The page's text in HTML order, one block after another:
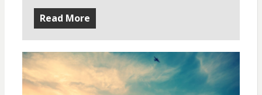
Read More